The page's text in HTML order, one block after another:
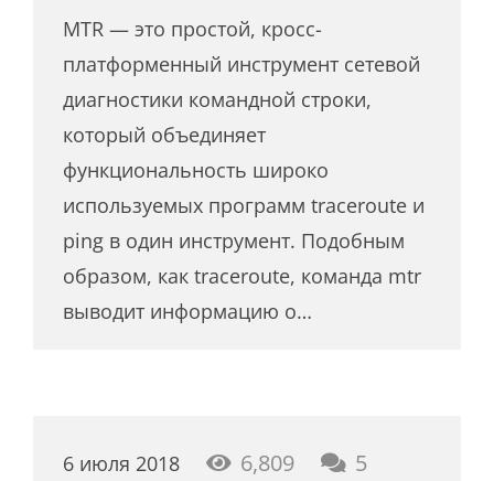
MTR — это простой, кросс-
платформенный инструмент сетевой
диагностики командной строки,
который объединяет
функциональность широко
используемых программ traceroute и
ping в один инструмент. Подобным
образом, как traceroute, команда mtr
выводит информацию о…
6 июля 2018 6,809 5